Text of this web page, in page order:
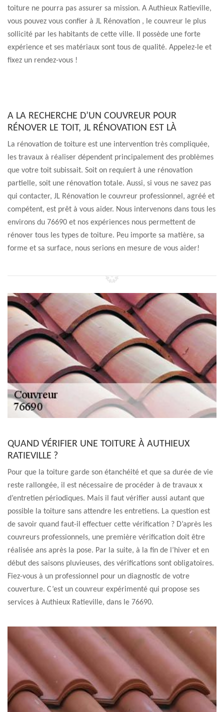
toiture ne pourra pas assurer sa mission. A Authieux Ratieville,
vous pouvez vous confier à JL Rénovation , le couvreur le plus
sollicité par les habitants de cette ville. Il possède une forte
expérience et ses matériaux sont tous de qualité. Appelez-le et
fixez un rendez-vous !
A LA RECHERCHE D’UN COUVREUR POUR
RÉNOVER LE TOIT, JL RÉNOVATION EST LÀ
La rénovation de toiture est une intervention très compliquée,
les travaux à réaliser dépendent principalement des problèmes
que votre toit subissait. Soit on requiert à une rénovation
partielle, soit une rénovation totale. Aussi, si vous ne savez pas
qui contacter, JL Rénovation le couvreur professionnel, agréé et
compétent, est prêt à vous aider. Nous intervenons dans tous les
environs du 76690 et nos expériences nous permettent de
rénover tous les types de toiture. Peu importe sa matière, sa
forme et sa surface, nous serions en mesure de vous aider!
QUAND VÉRIFIER UNE TOITURE À AUTHIEUX
RATIEVILLE ?
Pour que la toiture garde son étanchéité et que sa durée de vie
reste rallongée, il est nécessaire de procéder à de travaux x
d’entretien périodiques. Mais il faut vérifier aussi autant que
possible la toiture sans attendre les entretiens. La question est
de savoir quand faut-il effectuer cette vérification ? D’après les
couvreurs professionnels, une première vérification doit être
réalisée ans après la pose. Par la suite, à la fin de l’hiver et en
début des saisons pluvieuses, des vérifications sont obligatoires.
Fiez-vous à un professionnel pour un diagnostic de votre
couverture. C’est un couvreur expérimenté qui propose ses
services à Authieux Ratieville, dans le 76690.